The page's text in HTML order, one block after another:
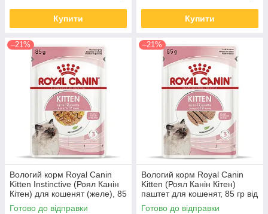
Купити Купити
–21%
Вологий корм Royal Canin
Kitten Instinctive (Роял Канін
Кітен) для кошенят (желе), 85
гр від 12 шт.
Готово до відправки
–21%
Вологий корм Royal Canin
Kitten (Роял Канін Кітен)
паштет для кошенят, 85 гр від
12 шт.
Готово до відправки